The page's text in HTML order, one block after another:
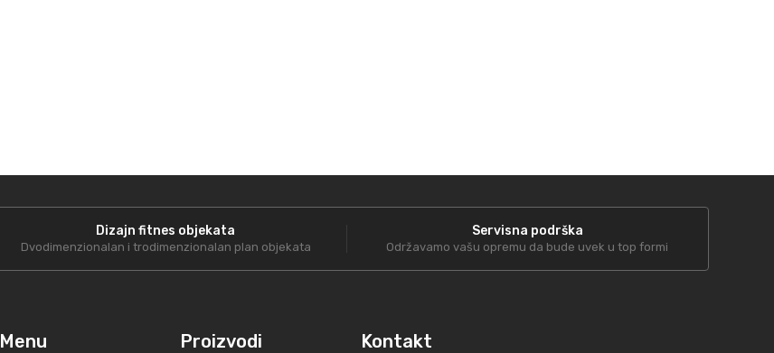
Dizajn fitnes objekata
Dvodimenzionalan i trodimenzionalan plan objekata
Servisna podrška
Održavamo vašu opremu da bude uvek u top formi
Menu Proizvodi Kontakt